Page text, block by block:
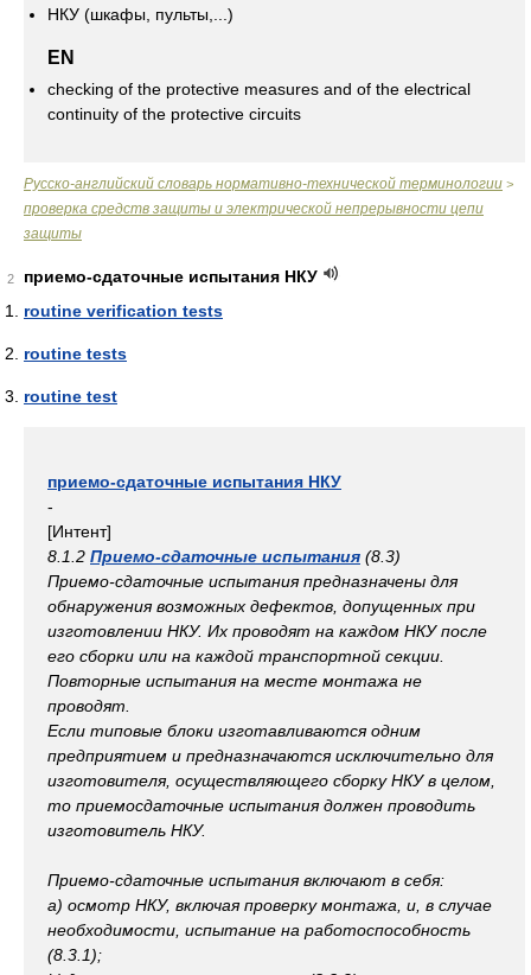
НКУ (шкафы, пульты,...)
EN
checking of the protective measures and of the electrical
continuity of the protective circuits
Русско-английский словарь нормативно-технической терминологии >
проверка средств защиты и электрической непрерывности цепи
защиты
2
приемо-сдаточные испытания НКУ
routine verification tests
routine tests
routine test
приемо-сдаточные испытания НКУ
-
[Интент]
8.1.2 Приемо-сдаточные испытания (8.3)
Приемо-сдаточные испытания предназначены для
обнаружения возможных дефектов, допущенных при
изготовлении НКУ. Их проводят на каждом НКУ после
его сборки или на каждой транспортной секции.
Повторные испытания на месте монтажа не
проводят.
Если типовые блоки изготавливаются одним
предприятием и предназначаются исключительно для
изготовителя, осуществляющего сборку НКУ в целом,
то приемосдаточные испытания должен проводить
изготовитель НКУ.
Приемо-сдаточные испытания включают в себя:
a) осмотр НКУ, включая проверку монтажа, и, в случае
необходимости, испытание на работоспособность
(8.3.1);